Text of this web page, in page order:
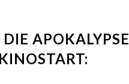
APOKALYPSE